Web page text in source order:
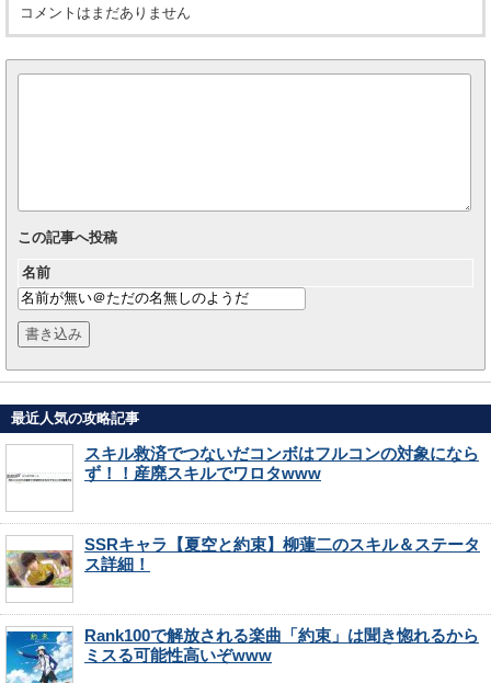
コメントはまだありません
この記事へ投稿
名前
最近人気の攻略記事
スキル救済でつないだコンボはフルコンの対象になら
ず！！産廃スキルでワロタwww
SSRキャラ【夏空と約束】柳蓮二のスキル＆ステータ
ス詳細！
Rank100で解放される楽曲「約束」は聞き惚れるから
ミスる可能性高いぞwww